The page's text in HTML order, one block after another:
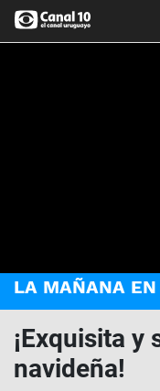
LA MAÑANA
¡Exquisita y
navideña!